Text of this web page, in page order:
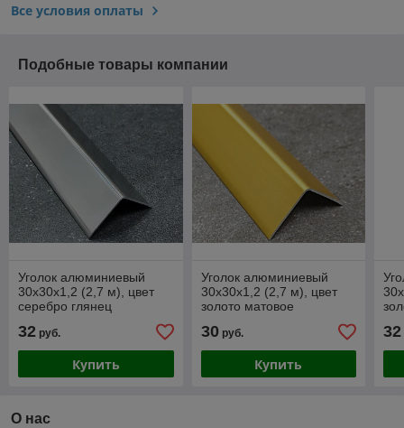
Все условия оплаты
Подобные товары компании
Уголок алюминиевый
30х30х1,2 (2,7 м), цвет
серебро глянец
32 руб.
Купить
Уголок алюминиевый
30х30х1,2 (2,7 м), цвет
золото матовое
30руб.
Купить
32
О нас